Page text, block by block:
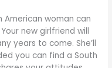
American woman can
new girlfriend will
years to come. She’ll
you can find a South